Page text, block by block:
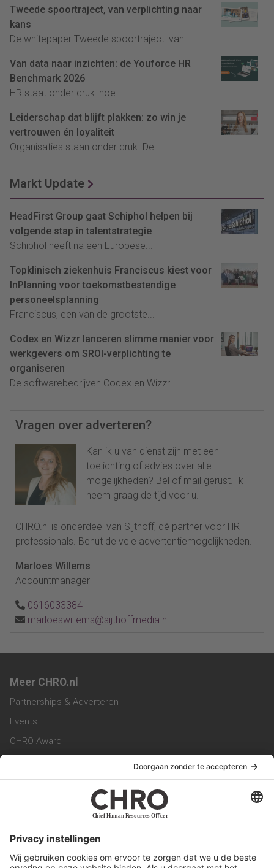
Tweede spoortraject, van verplichting naar
kans
De whitepaper Tweede spoortraject: van...
Van data naar inzichten: de Youforce HR
Benchmark 2026
HR staat onder druk: hoe...
Leiderschap dat blijft plakken: zo win je
vertrouwen én loyaliteit
Organisaties staan onder druk. De...
Markt Update
HeadFirst Group gaat Schiphol helpen bij
volgende stap in talentstrategie
Schiphol heeft na een Europese...
Topklinisch ziekenhuis Franciscus kiest voor
InPlanning voor toekomstbestendige
personeelsplanning
Franciscus, een van de grootste...
Codex en Wizzr lanceren slimme manier voor
werkgevers om SROI-verplichting te
organiseren
De softwarebedrijven Codex en Wizzr...
Vragen over adverteren?
Kan ik u van dienst zijn met een
toelichting of advies over alle
mogelijkheden? Bel of mail gerust. Ik
neem graag de tijd voor u.
CHRO.nl is onderdeel van Sijthoff, dé partner voor HR
professionals. Benut de vele advertentiemogelijkheden.
Marloes Willems
Accountmanager
0616033384
marloeswillems@sijthoffmedia.nl
Meer CHRO.nl
Partnerships & Adverteren
Events
CHRO Award
CHRO Magazine
Service & Contact
Werken bij ons
Privacy Statement